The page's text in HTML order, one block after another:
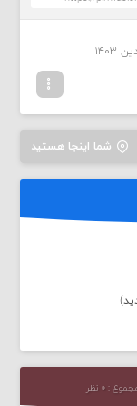
شما اینجا هستید